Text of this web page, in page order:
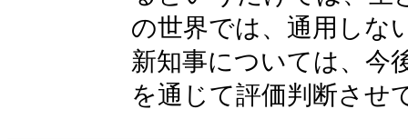
の世界では、通用しな
新知事については、今
を通じて評価判断させ